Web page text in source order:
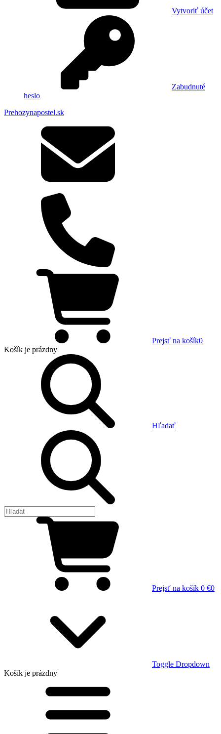
Vytvoriť účet
Zabudnuté
heslo
Prehozynapostel.sk
Prejsť na košík0
Košík je prázdny
Hľadať
Prejsť na košík 0 €0
Toggle Dropdown
Košík je prázdny